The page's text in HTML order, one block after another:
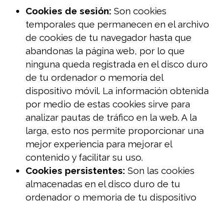
Cookies de sesión: Son cookies
temporales que permanecen en el archivo
de cookies de tu navegador hasta que
abandonas la página web, por lo que
ninguna queda registrada en el disco duro
de tu ordenador o memoria del
dispositivo móvil. La información obtenida
por medio de estas cookies sirve para
analizar pautas de tráfico en la web. A la
larga, esto nos permite proporcionar una
mejor experiencia para mejorar el
contenido y facilitar su uso.
Cookies persistentes: Son las cookies
almacenadas en el disco duro de tu
ordenador o memoria de tu dispositivo